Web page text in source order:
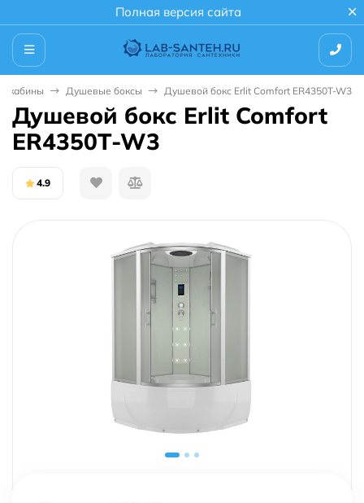
Полная версия сайта
кабины Душевые боксы Душевой бокс Erlit Comfort ER4350T-W3
Душевой бокс Erlit Comfort
ER4350T-W3
4.9